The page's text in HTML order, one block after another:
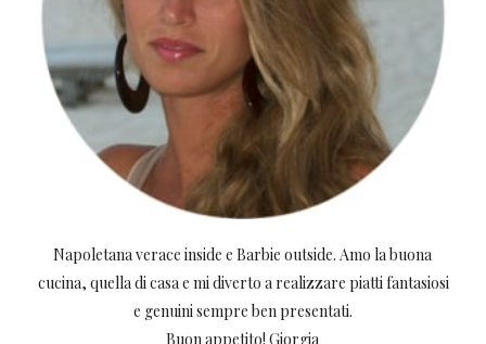
Napoletana verace inside e Barbie outside. Amo la buona
cucina, quella di casa e mi diverto a realizzare piatti fantasiosi
e genuini sempre ben presentati.
Buon appetito! Giorgia